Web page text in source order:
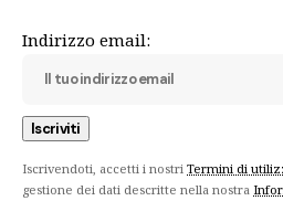
Indirizzo email:
Iscrivendoti, accetti i nostri Termini di
gestione dei dati descritte nella nostra